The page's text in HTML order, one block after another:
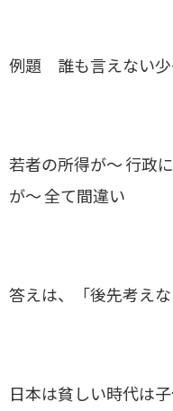
例題 誰も言えない少
若者の所得が～ 行政
が～ 全て間違い
答えは、「後先考えな
日本は貧しい時代は